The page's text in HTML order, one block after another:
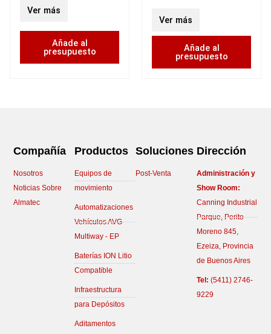
Ver más
Añade al
presupuesto
Ver más
Añade al
presupuesto
Compañía
Nosotros
Noticias Sobre
Almatec
Productos
Equipos de
movimiento
Automatizaciones
Vehículos AVG
Multiway - EP
Baterías ION Litio
Compatible
Infraestructura
para Depósitos
Aditamentos
Soluciones
Post-Venta
Dirección
Administración y
Show Room:
Canning Industrial
Parque, Perito
Moreno 845,
Ezeiza, Provincia
de Buenos Aires
Tel: (5411) 2746-
9229